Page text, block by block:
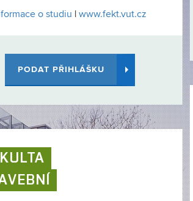
o studiu www.fekt.vut.cz
PODAT PŘIHLÁŠKU